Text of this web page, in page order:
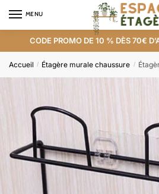
MENU
CODE PROMO DE 10 % DÈS 70€
Accueil / Étagère murale chaussure /